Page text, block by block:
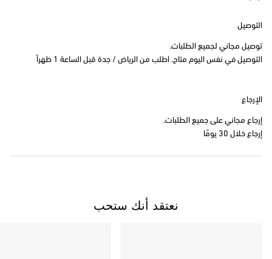
التوصيل
توصيل مجاني لجميع الطلبات.
التوصيل في نفس اليوم متاح. اطلب من الرياض / جدة قبل الساعة 1 ظهراً
الإرجاع
إرجاع مجاني على جميع الطلبات.
إرجاع خلال 30 يومًا
نعتقد أنك ستحب